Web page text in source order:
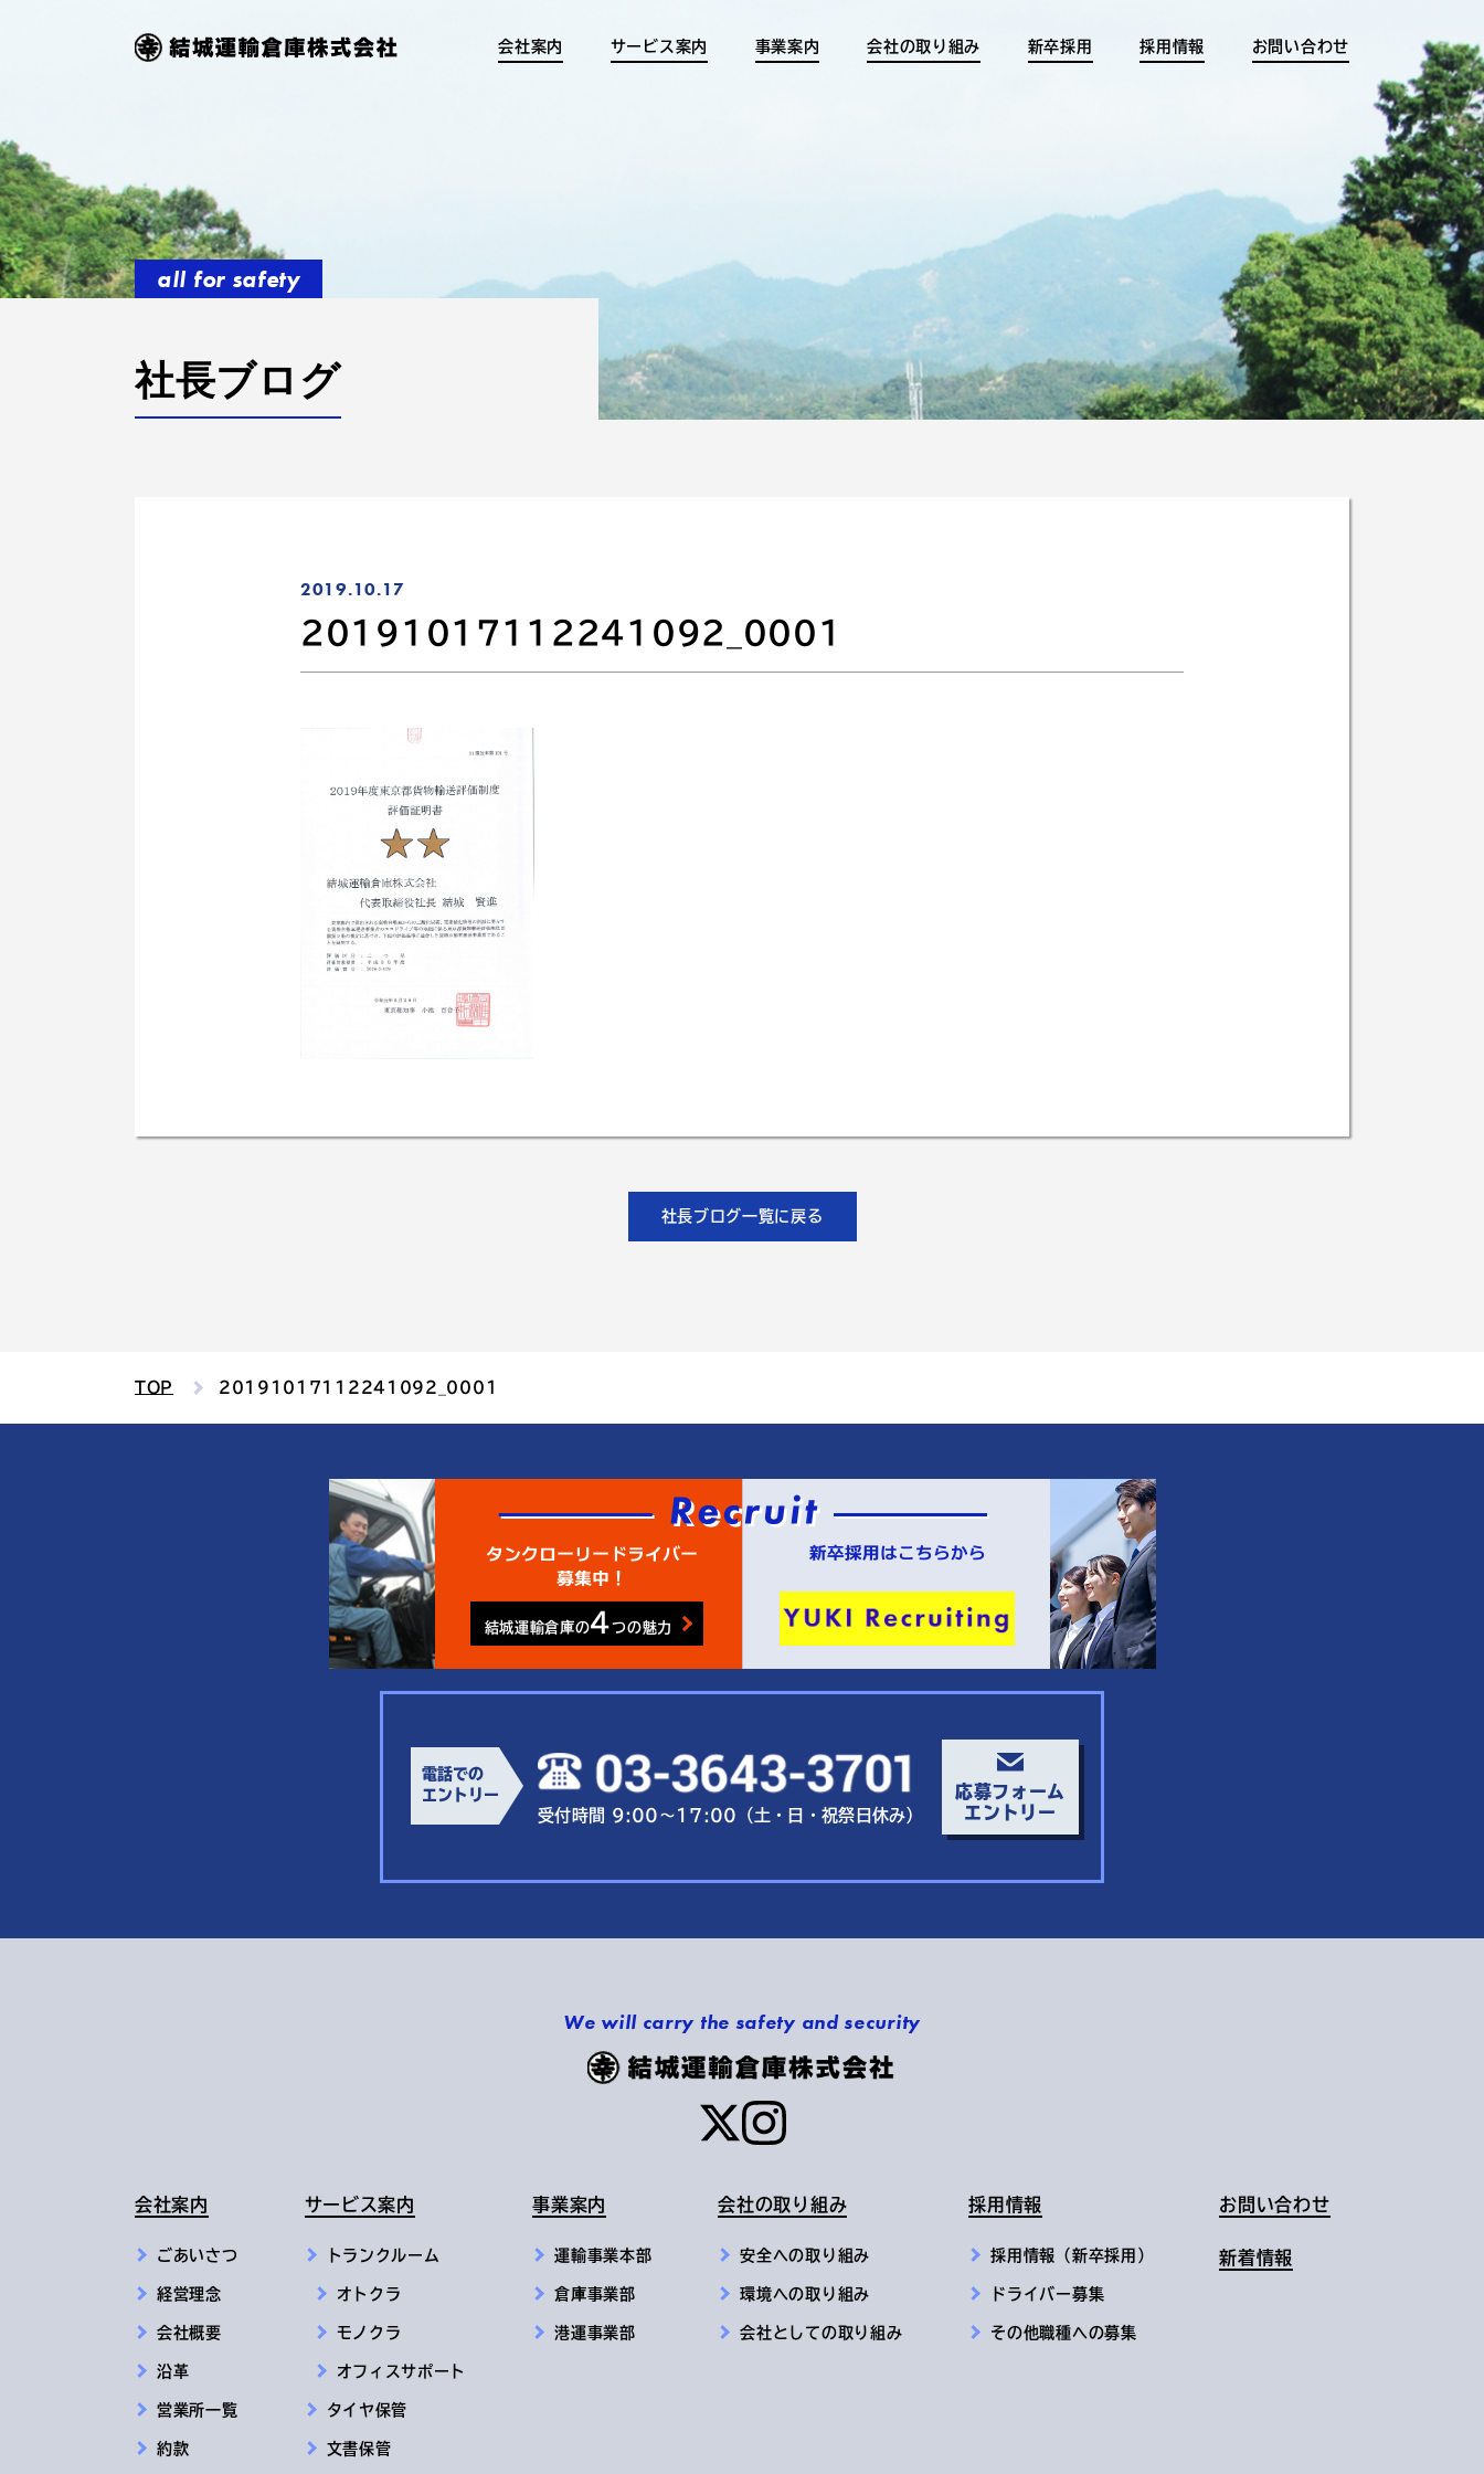
会社案内 サービス案内 事業案内 会社の取り組み 新卒採用 採用情報 お問い合わせ
all for safety
社長ブログ
2019.10.17
20191017112241092_0001
社長ブログ一覧に戻る
TOP 20191017112241092_0001
結城運輸倉庫の4つの魅力
電話での
エントリー
受付時間 9:00～17:00（土・日・祝祭日休み）
応募フォーム
エントリー
We will carry the safety and security
会社案内
ごあいさつ
経営理念
会社概要
沿革
営業所一覧
約款
サービス案内
トランクルーム
オトクラ
モノクラ
オフィスサポート
タイヤ保管
文書保管
事業案内
運輸事業本部
倉庫事業部
港運事業部
会社の取り組み
安全への取り組み
環境への取り組み
会社としての取り組み
採用情報
採用情報（新卒採用）
ドライバー募集
その他職種への募集
お問い合わせ
新着情報